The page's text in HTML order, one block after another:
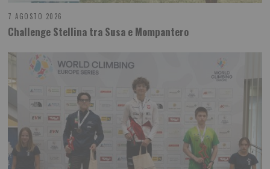
7 AGOSTO 2026
Challenge Stellina tra Susa e Mompantero